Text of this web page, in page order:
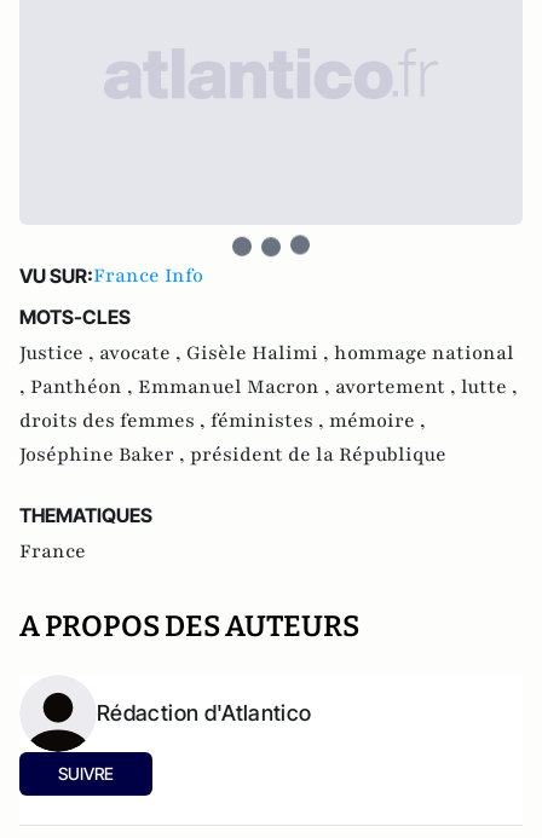
VU SUR:France Info
MOTS-CLES
Justice , avocate , Gisèle Halimi , hommage national
, Panthéon , Emmanuel Macron , avortement , lutte ,
droits des femmes , féministes , mémoire ,
Joséphine Baker , président de la République
THEMATIQUES
France
A PROPOS DES AUTEURS
Rédaction d'Atlantico
SUIVRE